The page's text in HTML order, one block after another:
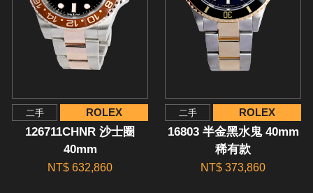
二手 ROLEX
126711CHNR 沙士圈
40mm
NT$ 632,860
二手 ROLEX
16803 半金黑水鬼 40mm
稀有款
NT$ 373,860